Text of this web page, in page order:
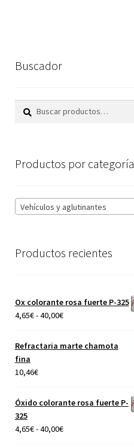
Buscador
Buscar
Buscar
Productos por categoría
Vehículos y aglutinantes
Productos recientes
Ox colorante rosa fuerte P-325
4,65€-40,00€Rango
precios:
Refractaria marte chamota
fina
10,46€
Óxido colorante rosa fuerte P-
325
4,65€-40,00€Rango